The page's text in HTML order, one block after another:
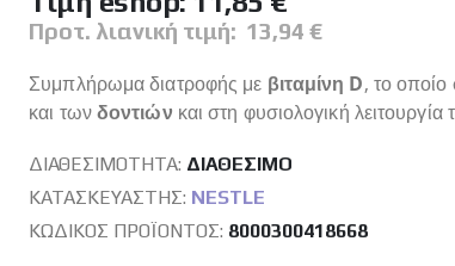
Προτ. λιανική τιμή: 13,94 €
Συμπλήρωμα διατροφής με βιταμίνη D, το
και τωνδοντιών και στη φυσιολογική λειτουργία
ΔΙΑΘΕΣΙΜΌΤΗΤΑ: ΔΙΑΘΈΣΙΜO
ΚΑΤΑΣΚΕΥΑΣΤΉΣ: NESTLE
ΚΩΔΙΚΌΣ ΠΡΟΪΌΝΤΟΣ 8000300418668